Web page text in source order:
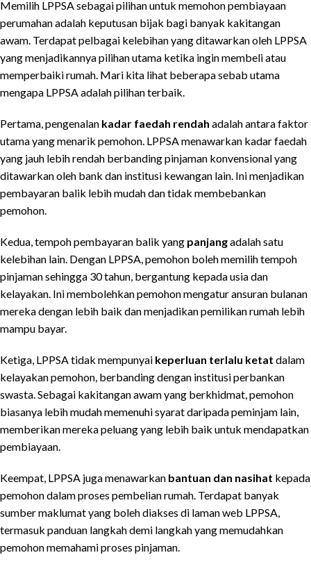
Memilih LPPSA sebagai pilihan untuk memohon pembiayaan
perumahan adalah keputusan bijak bagi banyak kakitangan
awam. Terdapat pelbagai kelebihan yang ditawarkan oleh LPPSA
yang menjadikannya pilihan utama ketika ingin membeli atau
memperbaiki rumah. Mari kita lihat beberapa sebab utama
mengapa LPPSA adalah pilihan terbaik.
Pertama, pengenalan kadar faedah rendah adalah antara faktor
utama yang menarik pemohon. LPPSA menawarkan kadar faedah
yang jauh lebih rendah berbanding pinjaman konvensional yang
ditawarkan oleh bank dan institusi kewangan lain. Ini menjadikan
pembayaran balik lebih mudah dan tidak membebankan
pemohon.
Kedua, tempoh pembayaran balik yang panjangadalah satu
kelebihan lain. Dengan LPPSA, pemohon boleh memilih tempoh
pinjaman sehingga 30 tahun, bergantung kepada usia dan
kelayakan. Ini membolehkan pemohon mengatur ansuran bulanan
mereka dengan lebih baik dan menjadikan pemilikan rumah lebih
mampu bayar.
Ketiga, LPPSA tidak mempunyai keperluan terlalu ketat dalam
kelayakan pemohon, berbanding dengan institusi perbankan
swasta. Sebagai kakitangan awam yang berkhidmat, pemohon
biasanya lebih mudah memenuhi syarat daripada peminjam lain,
memberikan mereka peluang yang lebih baik untuk mendapatkan
pembiayaan.
Keempat, LPPSA juga menawarkan bantuan dan nasihat kepada
pemohon dalam proses pembelian rumah. Terdapat banyak
sumber maklumat yang boleh diakses di laman web LPPSA,
termasuk panduan langkah demi langkah yang memudahkan
pemohon memahami proses pinjaman.